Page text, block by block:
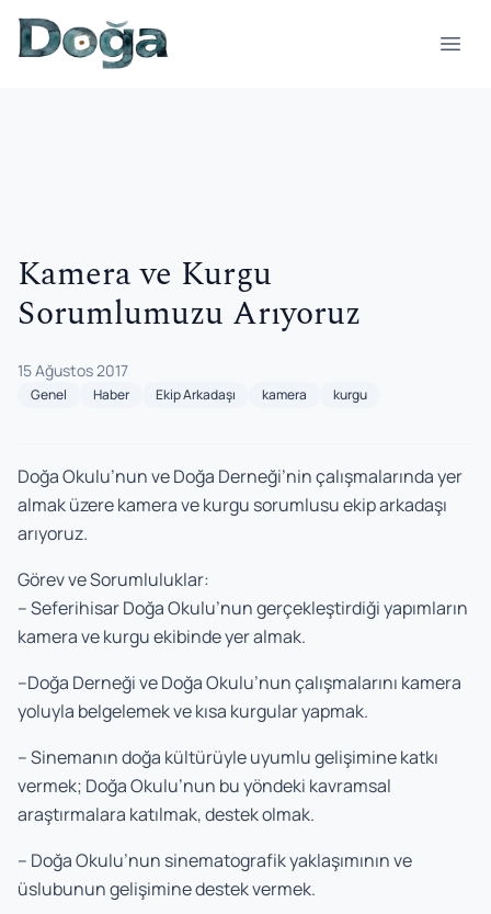
İçeriğe geç
Kamera ve Kurgu
Sorumlumuzu Arıyoruz
15 Ağustos 2017
Genel Haber Ekip Arkadaşı kamera kurgu
Doğa Okulu’nun ve Doğa Derneği’nin çalışmalarında yer
almak üzere kamera ve kurgu sorumlusu ekip arkadaşı
arıyoruz.
Görev ve Sorumluluklar:
– Seferihisar Doğa Okulu’nun gerçekleştirdiği yapımların
kamera ve kurgu ekibinde yer almak.
–Doğa Derneği ve Doğa Okulu’nun çalışmalarını kamera
yoluyla belgelemek ve kısa kurgular yapmak.
– Sinemanın doğa kültürüyle uyumlu gelişimine katkı
vermek; Doğa Okulu’nun bu yöndeki kavramsal
araştırmalara katılmak, destek olmak.
– Doğa Okulu’nun sinematografik yaklaşımının ve
üslubunun gelişimine destek vermek.